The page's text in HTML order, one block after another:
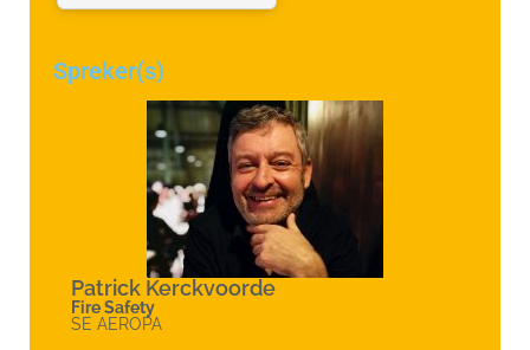
Spreker(s)
Patrick Kerckvoorde
Fire Safety
SE AEROPA